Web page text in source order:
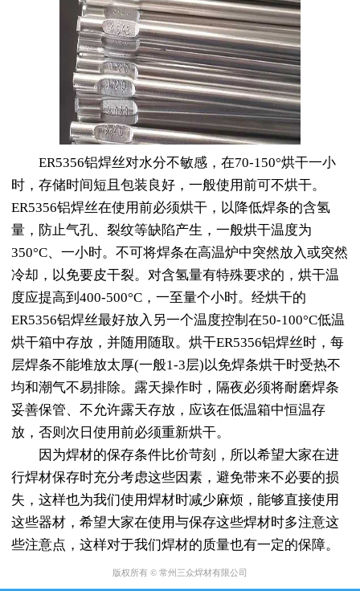
ER5356铝焊丝对水分不敏感，在70-150°烘干一小
时，存储时间短且包装良好，一般使用前可不烘干。
ER5356铝焊丝在使用前必须烘干，以降低焊条的含氢
量，防止气孔、裂纹等缺陷产生，一般烘干温度为
350°C、一小时。不可将焊条在高温炉中突然放入或突然
冷却，以免要皮干裂。对含氢量有特殊要求的，烘干温
度应提高到400-500°C，一至量个小时。经烘干的
ER5356铝焊丝最好放入另一个温度控制在50-100°C低温
烘干箱中存放，并随用随取。烘干ER5356铝焊丝时，每
层焊条不能堆放太厚(一般1-3层)以免焊条烘干时受热不
均和潮气不易排除。露天操作时，隔夜必须将耐磨焊条
妥善保管、不允许露天存放，应该在低温箱中恒温存
放，否则次日使用前必须重新烘干。
因为焊材的保存条件比价苛刻，所以希望大家在进
行焊材保存时充分考虑这些因素，避免带来不必要的损
失，这样也为我们使用焊材时减少麻烦，能够直接使用
这些器材，希望大家在使用与保存这些焊材时多注意这
些注意点，这样对于我们焊材的质量也有一定的保障。
版权所有 © 常州三众焊材有限公司